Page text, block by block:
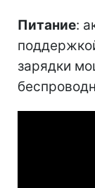
Питание:
зарядки